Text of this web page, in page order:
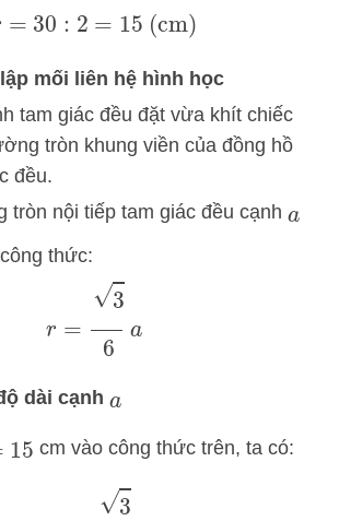
r=30 :2= 15 (cm)
mối liên hệ hình học
tam giác đều đặt vừa khít chiếc
tròn khung viền của đồng hồ
đều.
tròn nội tiếp tam giác đều cạnh a
thức:
36a
dài cạnh a
cm vào công thức trên, ta có:
36a